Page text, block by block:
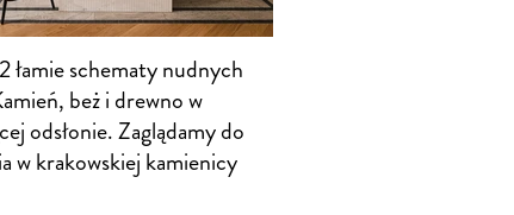
łamie schematy nudnych
beż i drewno w
odsłonie. Zaglądamy do
w krakowskiej kamienicy